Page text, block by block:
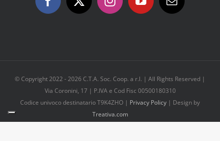
© Copyright 2022 -2026 C.T.A. Soc. Coop. a r.l. | All Rights Reserved |
Via Coronini, 17 | P.IVA e Cod Fisc 00500180310
Codice univoco destinatario T9K4ZHO | Privacy Policy | Design by
Treativa.com